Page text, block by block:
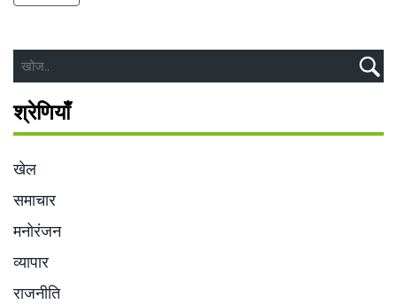
श्रेणियाँ
खेल
समाचार
मनोरंजन
व्यापार
राजनीति